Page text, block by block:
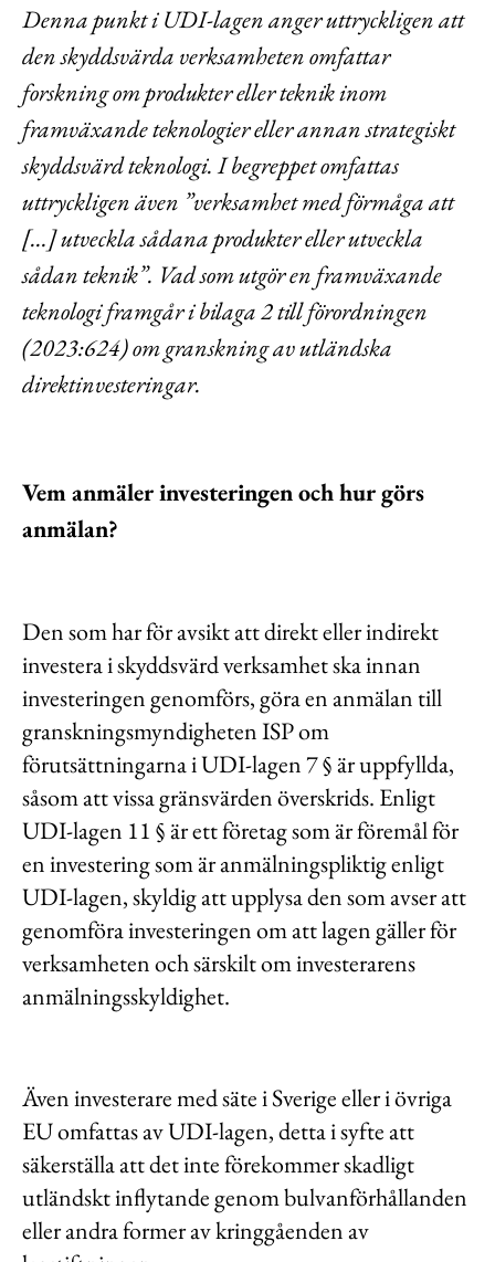
Denna punkt i UDI-lagen anger uttryckligen att
den skyddsvärda verksamheten omfattar
forskning om produkter eller teknik inom
framväxande teknologier eller annan strategiskt
skyddsvärd teknologi. I begreppet omfattas
uttryckligen även ”verksamhet med förmåga att
[…] utveckla sådana produkter eller utveckla
sådan teknik”. Vad som utgör en framväxande
teknologi framgår i bilaga 2 till förordningen
(2023:624) om granskning av utländska
direktinvesteringar.
Vem anmäler investeringen och hur görs
anmälan?
Den som har för avsikt att direkt eller indirekt
investera i skyddsvärd verksamhet ska innan
investeringen genomförs, göra en anmälan till
granskningsmyndigheten ISP om
förutsättningarna i UDI-lagen 7 § är uppfyllda,
såsom att vissa gränsvärden överskrids. Enligt
UDI-lagen 11 § är ett företag som är föremål för
en investering som är anmälningspliktig enligt
UDI-lagen, skyldig att upplysa den som avser att
genomföra investeringen om att lagen gäller för
verksamheten och särskilt om investerarens
anmälningsskyldighet.
Även investerare med säte i Sverige eller i övriga
EU omfattas av UDI-lagen, detta i syfte att
säkerställa att det inte förekommer skadligt
utländskt inflytande genom bulvanförhållanden
eller andra former av kringgåenden av